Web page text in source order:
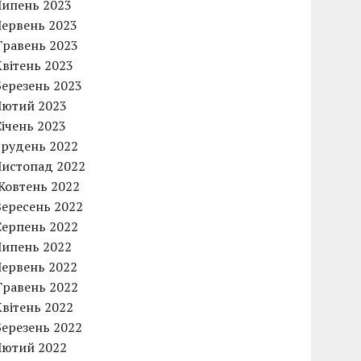
2023
2023
2023
2023
2023
2023
2023
2022
2022
2022
2022
2022
2022
2022
2022
2022
2022
2022